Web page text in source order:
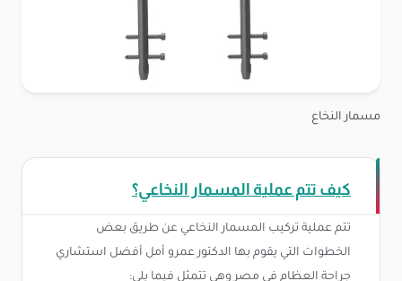
مسمار النخاع
كيف تتم عملية المسمار النخاعي؟
تتم عملية تركيب المسمار النخاعي عن طريق بعض
الخطوات التي يقوم بها الدكتور عمرو أمل أفضل استشاري
جراحة العظام في مصر وهي تتمثل فيما يلي: